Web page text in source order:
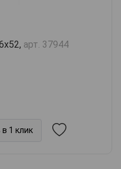
арт. 37944
в 1 клик